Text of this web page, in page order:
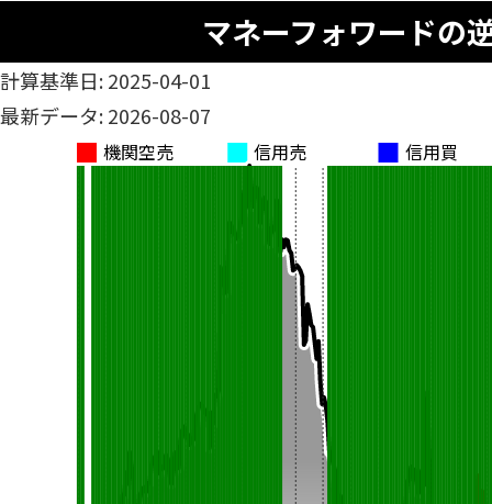
マネーフォワードの
計算基準日: 2025-04-01
最新データ: 2026-08-07
機関空売 信用売 信用買